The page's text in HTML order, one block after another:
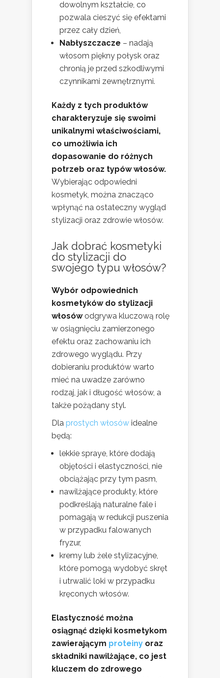
dowolnym kształcie, co
pozwala cieszyć się efektami
przez cały dzień,
Nabłyszczacze – nadają
włosom piękny połysk oraz
chronią je przed szkodliwymi
czynnikami zewnętrznymi.
Każdy z tych produktów
charakteryzuje się swoimi
unikalnymi właściwościami,
co umożliwia ich
dopasowanie do różnych
potrzeb oraz typów włosów.
Wybierając odpowiedni
kosmetyk, można znacząco
wpłynąć na ostateczny wygląd
stylizacji oraz zdrowie włosów.
Jak dobrać kosmetyki
do stylizacji do
swojego typu włosów?
Wybór odpowiednich
kosmetyków do stylizacji
włosówodgrywa kluczową rolę
w osiągnięciu zamierzonego
efektu oraz zachowaniu ich
zdrowego wyglądu. Przy
dobieraniu produktów warto
mieć na uwadze zarówno
rodzaj, jak i długość włosów, a
także pożądany styl.
Dla prostych włosów idealne
będą:
lekkie spraye, które dodają
objętości i elastyczności, nie
obciążając przy tym pasm,
nawilżające produkty, które
podkreślają naturalne fale i
pomagają w redukcji puszenia
w przypadku falowanych
fryzur,
kremy lub żele stylizacyjne,
które pomogą wydobyć skręt
i utrwalić loki w przypadku
kręconych włosów.
Elastyczność można
osiągnąć dzięki kosmetykom
zawierającym proteiny oraz
składniki nawilżające, co jest
kluczem do zdrowego